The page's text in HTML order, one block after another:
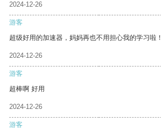
2024-12-26
游客
超级好用的加速器，妈妈再也不用担心我的学习啦！
2024-12-26
游客
超棒啊 好用
2024-12-26
游客